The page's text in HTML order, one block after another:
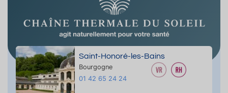
Saint-Honoré-les-Bains
Bourgogne
01 42 65 24 24